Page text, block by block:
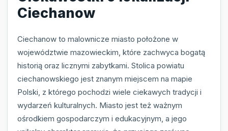
Ciechanow
Ciechanow to malownicze miasto położone w
województwie mazowieckim, które zachwyca bogatą
historią oraz licznymi zabytkami. Stolica powiatu
ciechanowskiego jest znanym miejscem na mapie
Polski, z którego pochodzi wiele ciekawych tradycji i
wydarzeń kulturalnych. Miasto jest też ważnym
ośrodkiem gospodarczym i edukacyjnym, a jego